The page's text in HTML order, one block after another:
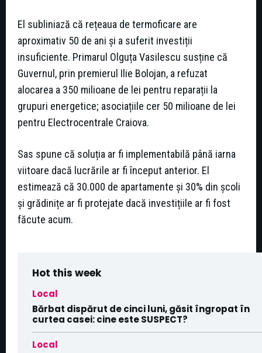
El subliniază că rețeaua de termoficare are
aproximativ 50 de ani și a suferit investiții
insuficiente. Primarul Olguța Vasilescu susține că
Guvernul, prin premierul Ilie Bolojan, a refuzat
alocarea a 350 milioane de lei pentru reparații la
grupuri energetice; asociațiile cer 50 milioane de lei
pentru Electrocentrale Craiova.
Sas spune că soluția ar fi implementabilă până iarna
viitoare dacă lucrările ar fi început anterior. El
estimează că 30.000 de apartamente și 30% din școli
și grădinițe ar fi protejate dacă investițiile ar fi fost
făcute acum.
Hot this week
Local
Bărbat dispărut de cinci luni, găsit îngropat în
curtea casei: cine este SUSPECT?
Local